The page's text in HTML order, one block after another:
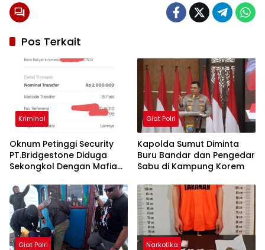
Pos Terkait
Kriminal
Oknum Petinggi Security
PT.Bridgestone Diduga
Sekongkol Dengan Mafia
Narkoba
Giat Polri
Kapolda Sumut Diminta
Buru Bandar dan Pengedar
Sabu di Kampung Korem
Giat Polri Narkotika